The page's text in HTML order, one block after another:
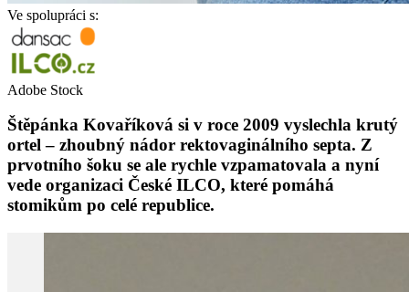
Ve spolupráci s:
Adobe Stock
Štěpánka Kovaříková si v roce 2009 vyslechla krutý
ortel – zhoubný nádor rektovaginálního septa. Z
prvotního šoku se ale rychle vzpamatovala a nyní
vede organizaci České ILCO, které pomáhá
stomikům po celé republice.